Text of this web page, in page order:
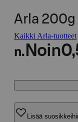
Arla
Kaikki Arla-tuotteet
n. Noin
Lisää